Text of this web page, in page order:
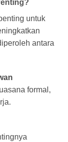
untuk
antara
formal,